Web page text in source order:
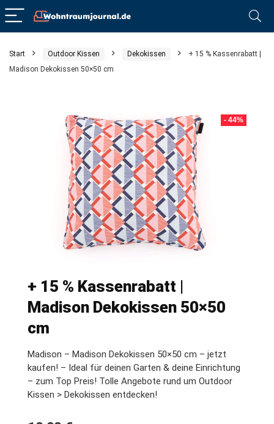
Start Outdoor Kissen Dekokissen
+ 15 % Kassenrabatt |
Madison Dekokissen 50×50 cm
- 44%
+ 15 % Kassenrabatt |
Madison Dekokissen 50×50
cm
Madison – Madison Dekokissen 50×50 cm – jetzt
kaufen! – Ideal für deinen Garten & deine Einrichtung
– zum Top Preis! Tolle Angebote rund um Outdoor
Kissen > Dekokissen entdecken!